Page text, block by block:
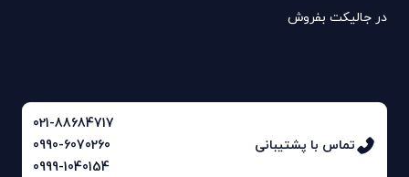
در جالیکت بفروش
تماس با پشتیبانی
021-88684717
0990-6070260
0999-1040154